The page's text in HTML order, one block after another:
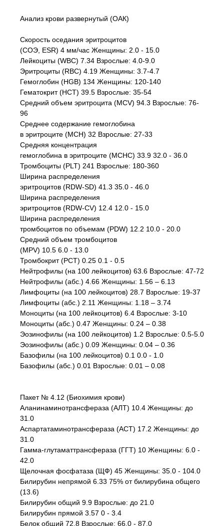
Анализ крови развернутый (ОАК)
Скорость оседания эритроцитов
(СОЭ, ESR) 4 мм/час Женщины: 2.0 - 15.0
Лейкоциты (WBC) 7.34 Взрослые: 4.0-9.0
Эритроциты (RBC) 4.19 Женщины: 3.7-4.7
Гемоглобин (HGB) 134 Женщины: 120-140
Гематокрит (HCT) 39.5 Взрослые: 35-54
Средний объем эритроцита (MCV) 94.3 Взрослые: 76-
96
Среднее содержание гемоглобина
в эритроците (МСН) 32 Взрослые: 27-33
Средняя концентрация
гемоглобина в эритроците (МСНС) 33.9 32.0 - 36.0
Тромбоциты (PLT) 241 Взрослые: 180-360
Ширина распределения
эритроцитов (RDW-SD) 41.3 35.0 - 46.0
Ширина распределения
эритроцитов (RDW-CV) 12.4 12.0 - 15.0
Ширина распределения
тромбоцитов по объемам (PDW) 12.2 10.0 - 20.0
Средний объем тромбоцитов
(MPV) 10.5 6.0 - 13.0
Тромбокрит (PCT) 0.25 0.1 - 0.5
Нейтрофилы (на 100 лейкоцитов) 63.6 Взрослые: 47-72
Нейтрофилы (абс.) 4.66 Женщины: 1.56 – 6.13
Лимфоциты (на 100 лейкоцитов) 28.7 Взрослые: 19-37
Лимфоциты (абс.) 2.11 Женщины: 1.18 – 3.74
Моноциты (на 100 лейкоцитов) 6.4 Взрослые: 3-10
Моноциты (абс.) 0.47 Женщины: 0.24 – 0.38
Эозинофилы (на 100 лейкоцитов) 1.2 Взрослые: 0.5-5.0
Эозинофилы (абс.) 0.09 Женщины: 0.04 – 0.36
Базофилы (на 100 лейкоцитов) 0.1 0.0 - 1.0
Базофилы (абс.) 0.01 Взрослые: 0.01 – 0.08
Пакет № 4.12 (Биохимия крови)
Аланинаминотрансфераза (АЛТ) 10.4 Женщины: до
31.0
Аспартатаминотрансфераза (АСТ) 17.2 Женщины: до
31.0
Гамма-глутаматтрансфераза (ГГТ) 10 Женщины: 6.0 -
42.0
Щелочная фосфатаза (ЩФ) 45 Женщины: 35.0 - 104.0
Билирубин непрямой 6.33 75% от билирубина общего
(13.6)
Билирубин общий 9.9 Взрослые: до 21.0
Билирубин прямой 3.57 0 - 3.4
Белок общий 72.8 Взрослые: 66.0 - 87.0